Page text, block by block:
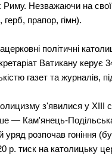
Незважаючи на свої
прапор, гімн).
політичні
Ватикану
газет та журналів,
з'явилися у
— Кам'янець-
розпочав гоніння
р. тиск на католицьку